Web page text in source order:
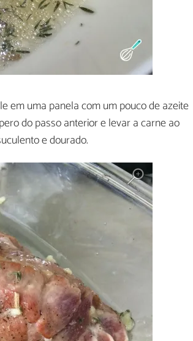
em uma panela com um pouco de azeite
do passo anterior e levar a carne ao
e dourado.